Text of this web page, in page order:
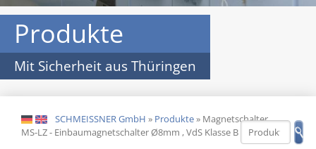
Produkte
Mit Sicherheit aus Thüringen
DE EN SCHMEISSNER GmbH » Produkte» Magnetschalter
MS-LZ - Einbaumagnetschalter Ø8mm , VdS Klasse B